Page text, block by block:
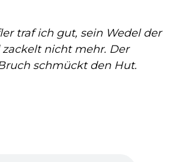
traf ich gut, sein Wedel der
nicht mehr. Der
schmückt den Hut.